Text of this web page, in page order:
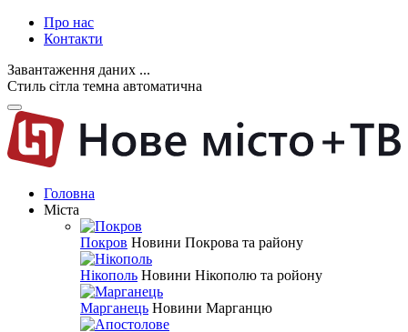
Про нас
Контакти
Завантаження даних ...
Стиль сітла темна автоматична
Головна
Міста
Покров Новини Покрова та району
Нікополь Новини Нікополю та ройону
Марганець Новини Марганцю